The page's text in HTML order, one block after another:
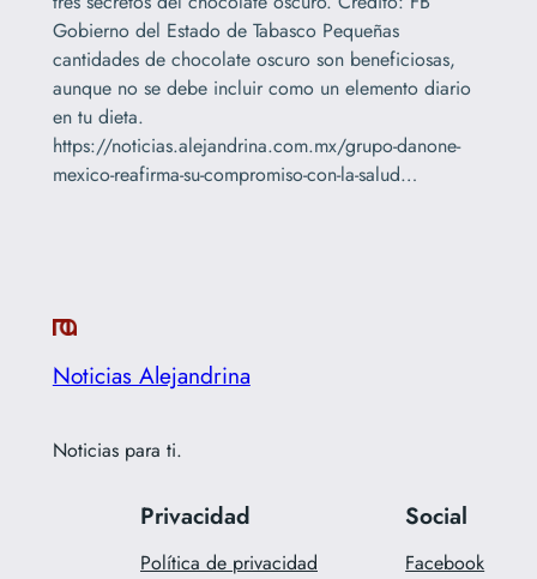
Gobierno del Estado de Tabasco Pequeñas
cantidades de chocolate oscuro son beneficiosas,
aunque no se debe incluir como un elemento diario
en tu dieta.
https://noticias.alejandrina.com.mx/grupo-danone-
mexico-reafirma-su-compromiso-con-la-salud…
Noticias Alejandrina
Noticias para ti.
Privacidad
Política de privacidad
Social
Facebook